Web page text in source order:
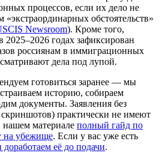
процессов, если их дело не
«экстраординарных обстоятельств»
Newsroom). Кроме того,
2025–2026 годах зафиксирован
россиянам в иммиграционных
дела под лупой.
готовиться заранее — мы
историю, собираем
документы. Заявления без
скриншотов) практически не имеют
материале полный гайд по
на убежище. Если у вас уже есть
её до подачи.